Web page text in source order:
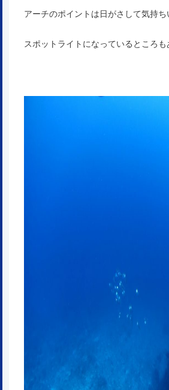
アーチのポイントは日がさして気持ち
スポットライトになっているところも